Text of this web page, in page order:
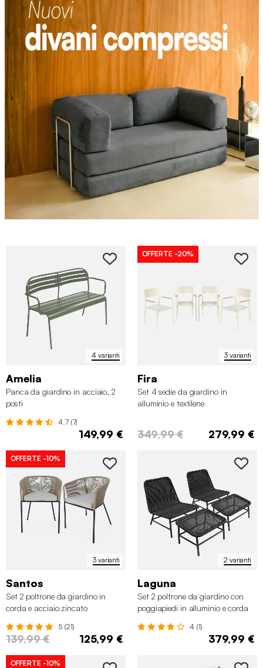
4 varianti
Amelia
Panca da giardino in acciaio, 2
posti
4.7 (7)
149,99 €
3 varianti
OFFERTE -20%
Fira
Set 4 sedie da giardino in
alluminio e textilene
349,99 € 279,99 €
3 varianti
OFFERTE -10%
Santos
Set 2 poltrone da giardino in
corda e acciaio zincato
5 (21)
139,99 € 125,99 €
2 varianti
Laguna
Set 2 poltrone da giardino con
poggiapiedi in alluminio e corda
4 (1)
379,99 €
OFFERTE -10%